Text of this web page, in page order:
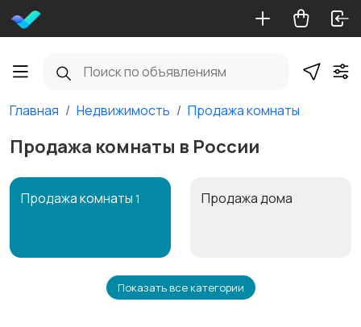
Главная Недвижимость Продажа комнаты
Продажа комнаты в России
Продажа комнаты 1 Продажа дома
Продажа участка1
Аренда квартиры
Показать все категории